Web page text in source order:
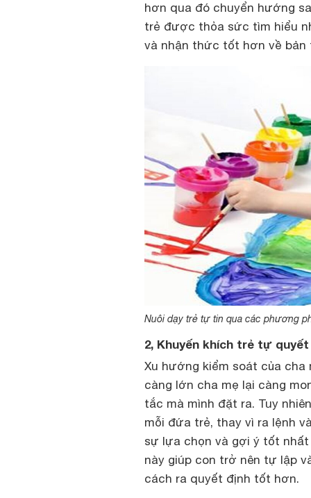
hơn qua đó chuyển hướng
trẻ được thỏa sức tìm hiểu
và nhận thức tốt hơn về bản
Nuôi dạy trẻ tự tin qua các phương
2, Khuyến khích trẻ tự
Xu hướng kiểm soát của
càng lớn cha mẹ lại càng
tắc mà mình đặt ra. Tuy
mỗi đứa trẻ, thay vì ra lệnh
sự lựa chọn và gợi ý tốt
này giúp con trở nên tự lập
cách ra quyết định tốt hơn.